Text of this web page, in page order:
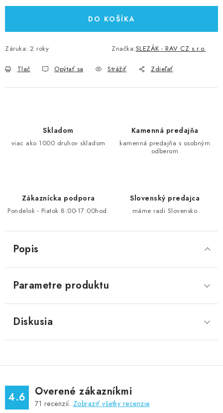
DO KOŠÍKA
Záruka: 2 roky Značka:SLEZÁK - RAV CZ s.r.o.
Tlač Opýtať sa Strážiť Zdieľať
Skladom
viac ako 1000 druhov skladom
Kamenná predajňa
kamenná predajňa s osobným
odberom
Zákaznícka podpora
Pondelok - Piatok 8:00-17:00hod.
Slovenský predajca
máme radi Slovensko
Popis
Parametre produktu
Diskusia
4.6 Overené zákazníkmi
71 recenzií. Zobraziť všetky recenzie